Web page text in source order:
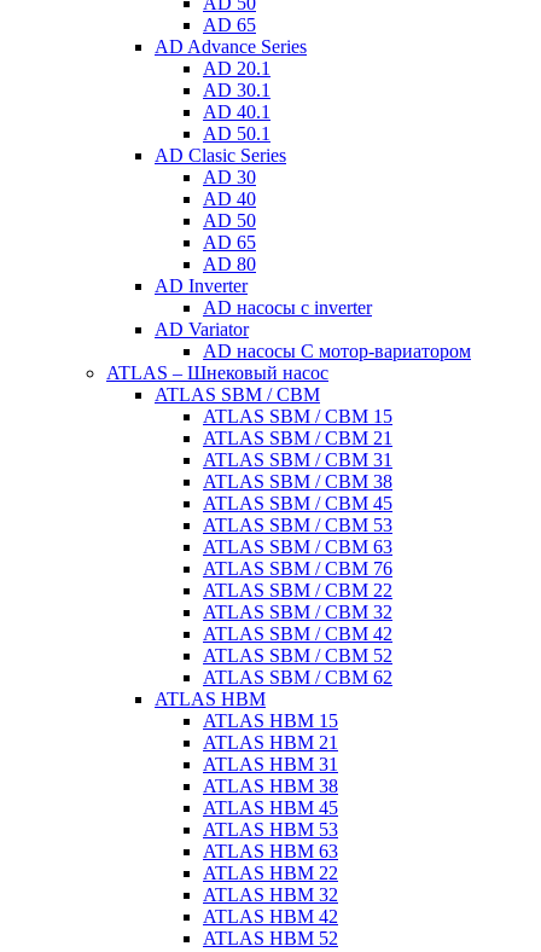
AD 65
AD Advance Series
AD 20.1
AD 30.1
AD 40.1
AD 50.1
AD Clasic Series
AD 30
AD 40
AD 50
AD 65
AD 80
AD Inverter
AD насосы с inverter
AD Variator
AD насосы С мотор-вариатором
ATLAS – Шнековый насос
ATLAS SBM / CBM
ATLAS SBM / CBM 15
ATLAS SBM / CBM 21
ATLAS SBM / CBM 31
ATLAS SBM / CBM 38
ATLAS SBM / CBM 45
ATLAS SBM / CBM 53
ATLAS SBM / CBM 63
ATLAS SBM / CBM 76
ATLAS SBM / CBM 22
ATLAS SBM / CBM 32
ATLAS SBM / CBM 42
ATLAS SBM / CBM 52
ATLAS SBM / CBM 62
ATLAS HBM
ATLAS HBM 15
ATLAS HBM 21
ATLAS HBM 31
ATLAS HBM 38
ATLAS HBM 45
ATLAS HBM 53
ATLAS HBM 63
ATLAS HBM 22
ATLAS HBM 32
ATLAS HBM 42
ATLAS HBM 52